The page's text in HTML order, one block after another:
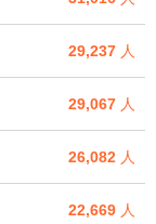
29,237 人
29,067 人
26,082 人
22,669 人